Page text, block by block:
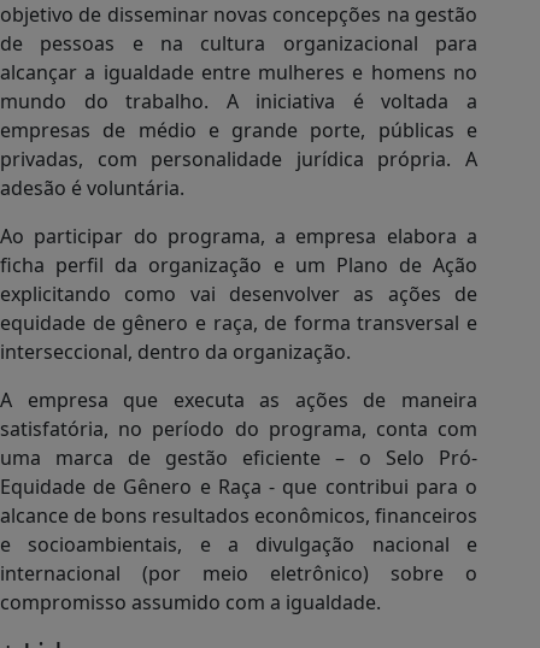
objetivo de disseminar novas concepções na gestão
de pessoas e na cultura organizacional para
alcançar a igualdade entre mulheres e homens no
mundo do trabalho. A iniciativa é voltada a
empresas de médio e grande porte, públicas e
privadas, com personalidade jurídica própria. A
adesão é voluntária.
Ao participar do programa, a empresa elabora a
ficha perfil da organização e um Plano de Ação
explicitando como vai desenvolver as ações de
equidade de gênero e raça, de forma transversal e
interseccional, dentro da organização.
A empresa que executa as ações de maneira
satisfatória, no período do programa, conta com
uma marca de gestão eficiente – o Selo Pró-
Equidade de Gênero e Raça - que contribui para o
alcance de bons resultados econômicos, financeiros
e socioambientais, e a divulgação nacional e
internacional (por meio eletrônico) sobre o
compromisso assumido com a igualdade.